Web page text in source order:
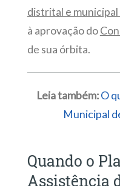
distrital e
à aprovação do
de sua órbita.
Leia também: O
Municipal
Quando o
Assistência